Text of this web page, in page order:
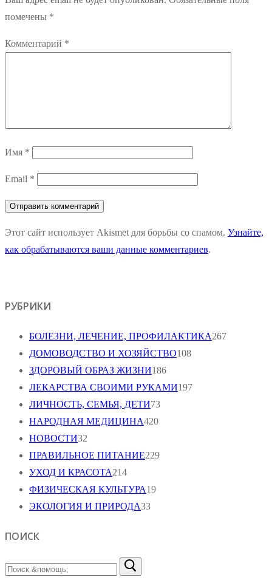
помечены *
Комментарий *
Имя *
Email *
Этот сайт использует Akismet для борьбы со спамом. Узнайте,
как обрабатываются ваши данные комментариев.
РУБРИКИ
БОЛЕЗНИ, ЛЕЧЕНИЕ, ПРОФИЛАКТИКА267
ДОМОВОДСТВО И ХОЗЯЙСТВО108
ЗДОРОВЫЙ ОБРАЗ ЖИЗНИ186
ЛЕКАРСТВА СВОИМИ РУКАМИ197
ЛИЧНОСТЬ, СЕМЬЯ, ДЕТИ73
НАРОДНАЯ МЕДИЦИНА420
НОВОСТИ32
ПРАВИЛЬНОЕ ПИТАНИЕ229
УХОД И КРАСОТА214
ФИЗИЧЕСКАЯ КУЛЬТУРА19
ЭКОЛОГИЯ И ПРИРОДА33
ПОИСК
Найти: